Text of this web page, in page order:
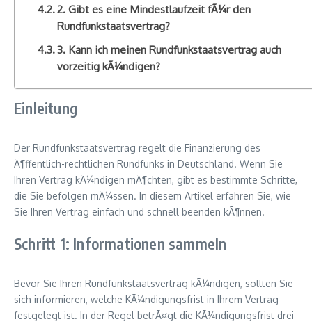
2. Gibt es eine Mindestlaufzeit fÃ¼r den
Rundfunkstaatsvertrag?
3. Kann ich meinen Rundfunkstaatsvertrag auch
vorzeitig kÃ¼ndigen?
Einleitung
Der Rundfunkstaatsvertrag regelt die Finanzierung des
Ã¶ffentlich-rechtlichen Rundfunks in Deutschland. Wenn Sie
Ihren Vertrag kÃ¼ndigen mÃ¶chten, gibt es bestimmte Schritte,
die Sie befolgen mÃ¼ssen. In diesem Artikel erfahren Sie, wie
Sie Ihren Vertrag einfach und schnell beenden kÃ¶nnen.
Schritt 1: Informationen sammeln
Bevor Sie Ihren Rundfunkstaatsvertrag kÃ¼ndigen, sollten Sie
sich informieren, welche KÃ¼ndigungsfrist in Ihrem Vertrag
festgelegt ist. In der Regel betrÃ¤gt die KÃ¼ndigungsfrist drei